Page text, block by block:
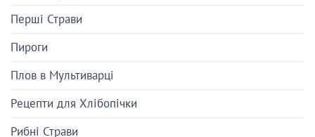
Перші Страви
Пироги
Плов в Мультиварці
Рецепти для Хлібопічки
Рибні Страви